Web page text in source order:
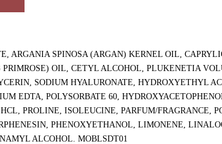
ARGANIA SPINOSA (ARGAN) KERNEL OIL,
OIL, CETYL ALCOHOL, PLUKENETIA
SODIUM HYALURONATE, HYDROXYETHYL
EDTA, POLYSORBATE 60,
PROLINE, ISOLEUCINE, PARFUM/FRAGRANCE,
PHENOXYETHANOL, LIMONENE,
ALCOHOL. MOBLSDT01